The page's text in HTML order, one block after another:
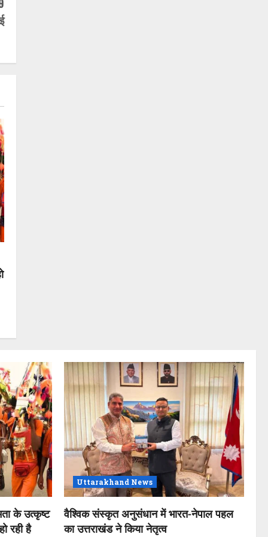
के उत्कृष्ट
रही है
Uttarakhand News
वैश्विक संस्कृत अनुसंधान में भारत-नेपाल पहल
का उत्तराखंड ने किया नेतृत्व